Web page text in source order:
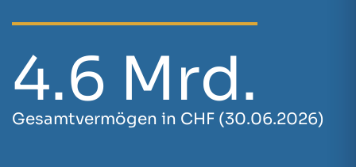
4.6 Mrd.
Gesamtvermögen in CHF (30.06.2026)